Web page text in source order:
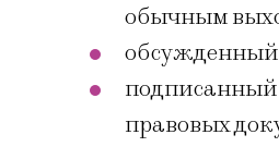
обычным
обсужденный
правовых